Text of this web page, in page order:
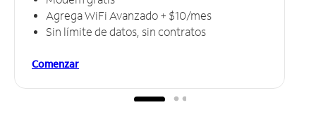
Agrega WiFi Avanzado + $10/mes
Sin límite de datos, sin contratos
Comenzar